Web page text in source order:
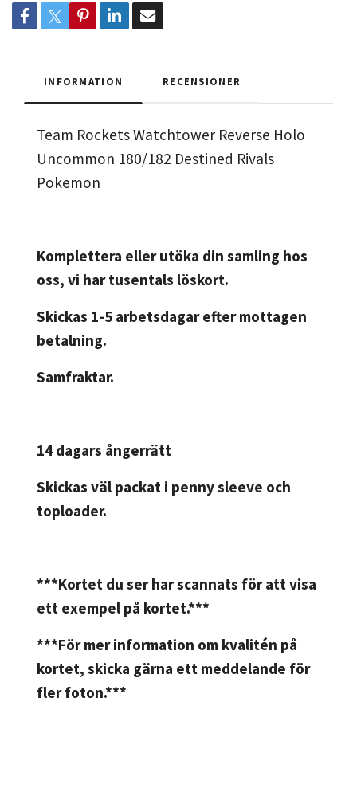
INFORMATION RECENSIONER
Team Rockets Watchtower Reverse Holo
Uncommon 180/182 Destined Rivals
Pokemon
Komplettera eller utöka din samling hos
oss, vi har tusentals löskort.
Skickas 1-5 arbetsdagar efter mottagen
betalning.
Samfraktar.
14 dagars ångerrätt
Skickas väl packat i penny sleeve och
toploader.
***Kortet du ser har scannats för att visa
ett exempel på kortet.***
***För mer information om kvalitén på
kortet, skicka gärna ett meddelande för
fler foton.***